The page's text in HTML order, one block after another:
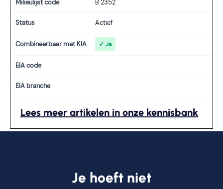
Milieulijst code B 2352
Status Actief
Combineerbaar met KIA ✓ Ja
EIA code
EIA branche
Lees meer artikelen in onze kennisbank
Je hoeft niet